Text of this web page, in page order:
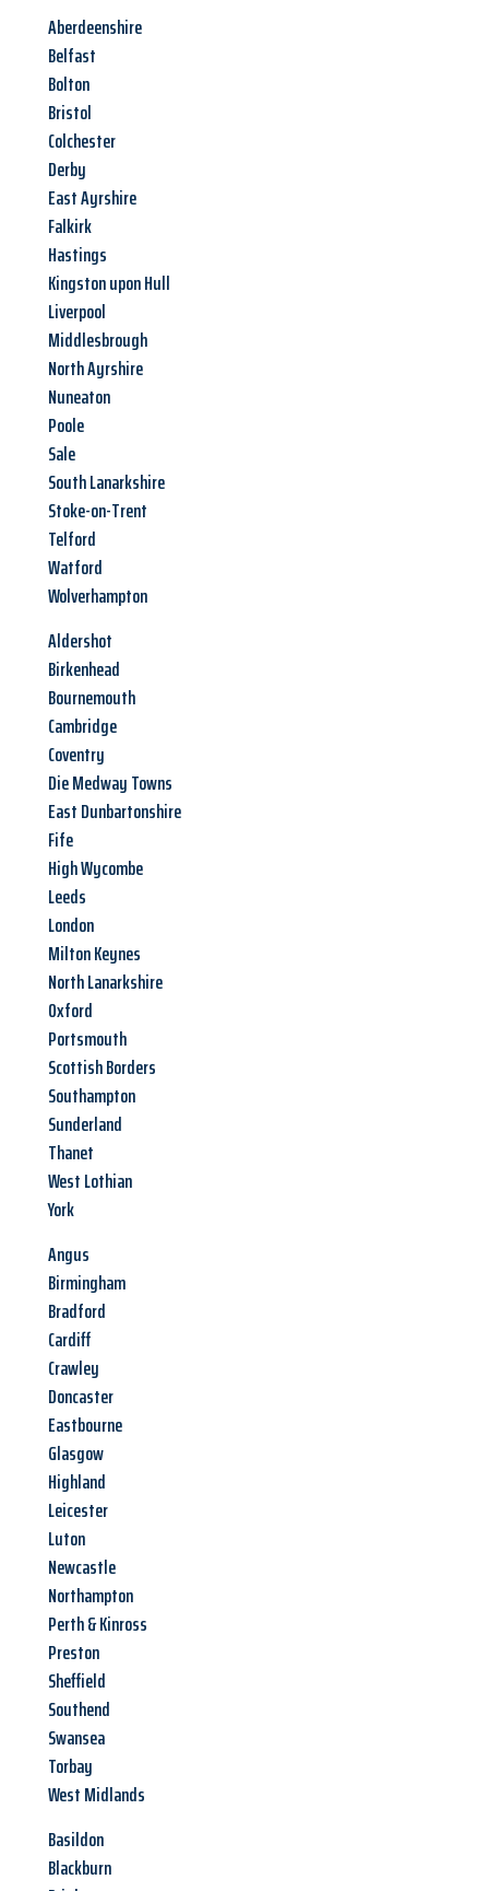
Aberdeenshire
Belfast
Bolton
Bristol
Colchester
Derby
East Ayrshire
Falkirk
Hastings
Kingston upon Hull
Liverpool
Middlesbrough
North Ayrshire
Nuneaton
Poole
Sale
South Lanarkshire
Stoke-on-Trent
Telford
Watford
Wolverhampton
Aldershot
Birkenhead
Bournemouth
Cambridge
Coventry
Die Medway Towns
East Dunbartonshire
Fife
High Wycombe
Leeds
London
Milton Keynes
North Lanarkshire
Oxford
Portsmouth
Scottish Borders
Southampton
Sunderland
Thanet
West Lothian
York
Angus
Birmingham
Bradford
Cardiff
Crawley
Doncaster
Eastbourne
Glasgow
Highland
Leicester
Luton
Newcastle
Northampton
Perth & Kinross
Preston
Sheffield
Southend
Swansea
Torbay
West Midlands
Basildon
Blackburn